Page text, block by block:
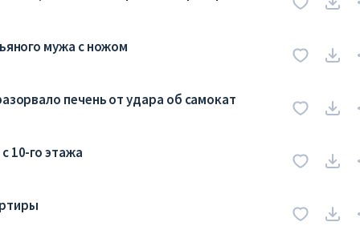
мужа с ножом
печень от удара об самокат
10-го этажа